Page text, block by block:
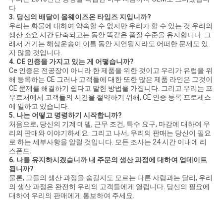
다
3. 당신의 배달이 올웨이즈온 타임즈 지입니까?
우리는 화물에 대하여 약속할 수 없지만 우리가 할 수 있는 것 우리의
생산 소요 시간 단축되고는 동안 똑같은 품질 수준을 유지합니다. 그
래서 거기는 해상운송이 이틀 동안 지연될지라도 어떠한 문제도 있
지 않을 것입니다.
4. CE 인증을 가지고 있는 게 어떻습니까?
Ce 인증은 전공장이 아니라 한 제품을 위한 것이고 우리가 유럽을 위
해 등록하는 CE 그러나 고객들에 대한 또한 많은 제품 라인은 그것이
CE 문제를 해결하기 쉽다고 말한 방법을 가집니다. 그리고 우리는 프
우르처에서 고객들의 시간을 절약하기 위해, CE 인증 등록 프로세스
에 일하고 있습니다.
5. 나는 어떻고 명령하기 시작합니까?
처음으로, 당신의 기계 메델, 근무 조건, 특수 요구, 마감에 대하여 우
리의 판매와 이야기하세요. 그리고 나서, 우리의 판매는 당신이 필요
로 하는 세부사항을 알릴 것입니다. 모든 조사는 24 시간 이내에 리
스폰드.
6. 나를 유지하시겠습니까 내 주문의 생산 과정에 대하여 업데이트
됩니까?
물론, 그들의 생산 과정을 숨길지도 모르는 다른 사람과는 달리, 우리
의 생산 과정은 완전히 우리의 고객들에게 열립니다. 당신의 필요에
대하여 우리의 판매에게 통보하여 주세요.